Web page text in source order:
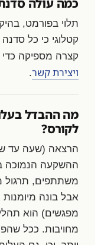
תלוי בפורמט,
קטלוגי כי כל
קצרה מספיקה
ויצירת קשר.
מה ההבדל
לקורס?
הרצאה (שעה עד
משתתפים, תרגול
אבל בונה
מחויבות. ככל